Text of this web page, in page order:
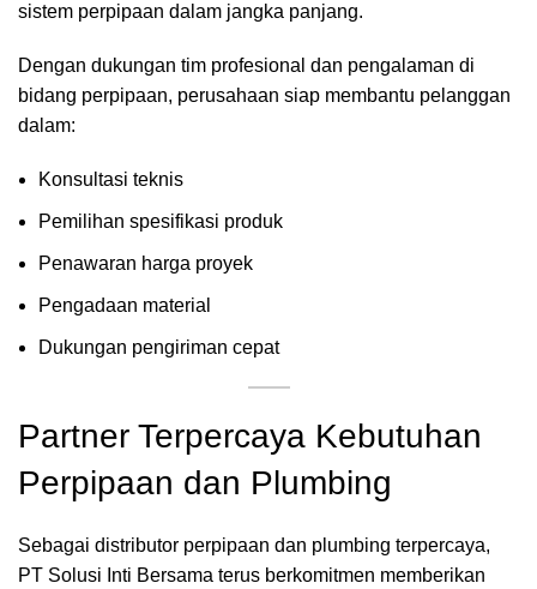
sistem perpipaan dalam jangka panjang.
Dengan dukungan tim profesional dan pengalaman di
bidang perpipaan, perusahaan siap membantu pelanggan
dalam:
Konsultasi teknis
Pemilihan spesifikasi produk
Penawaran harga proyek
Pengadaan material
Dukungan pengiriman cepat
Partner Terpercaya Kebutuhan
Perpipaan dan Plumbing
Sebagai distributor perpipaan dan plumbing terpercaya,
PT Solusi Inti Bersama terus berkomitmen memberikan